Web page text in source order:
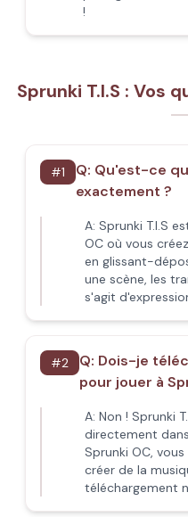
!
Sprunki T.I.S : Vos
#1 Q: Qu'est-ce
exactement ?
A: Sprunki T.I.S
OC où vous
en glissant-
une scène, les
s'agit
#2 Q: Dois-je
pour jouer à
A: Non ! Sprunki
directement
Sprunki OC,
créer de la
téléchargement